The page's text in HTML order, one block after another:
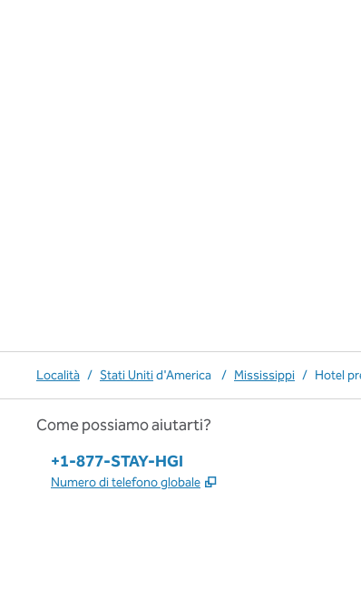
Località / Stati Uniti d'America / Mississippi / Hotel
Come possiamo aiutarti?
Telefono:
+1-877-STAY-HGI
Numero di telefono globale ,